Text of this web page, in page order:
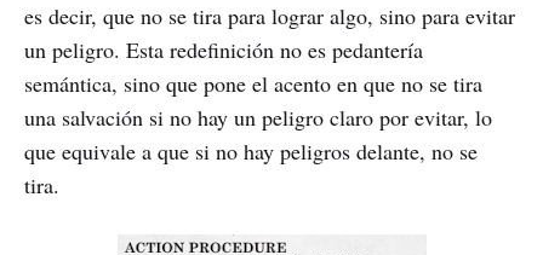
es decir, que no se tira para lograr algo, sino para evitar
un peligro. Esta redefinición no es pedantería
semántica, sino que pone el acento en que no se tira
una salvación si no hay un peligro claro por evitar, lo
que equivale a que si no hay peligros delante, no se
tira.